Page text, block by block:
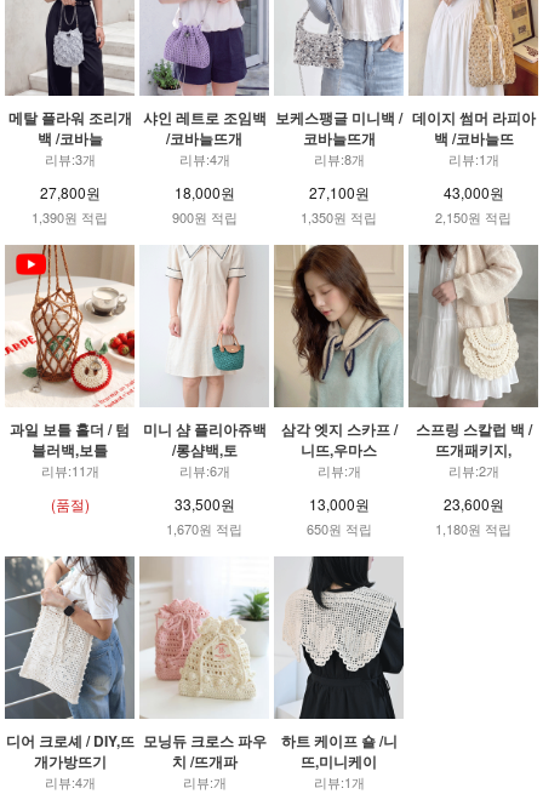
메탈 플라워 조리개
백 /코바늘
리뷰:3개
27,800원
1,390원 적립
샤인 레트로 조임백
/코바늘뜨개
리뷰:4개
18,000원
900원 적립
보케스팽글 미니백 /
코바늘뜨개
리뷰:8개
27,100원
1,350원 적립
데이지 썸머 라피아
백 /코바늘뜨
리뷰:1개
43,000원
2,150원 적립
과일 보틀 홀더 / 텀
블러백,보틀
리뷰:11개
(품절)
미니 샴 플리아쥬백
/롱샴백,토
리뷰:6개
33,500원
1,670원 적립
삼각 엣지 스카프 /
니뜨,우마스
리뷰:개
13,000원
650원 적립
스프링 스칼럽 백 /
뜨개패키지,
리뷰:2개
23,600원
1,180원 적립
디어 크로셰 / DIY,뜨
개가방뜨기
리뷰:4개
모닝듀 크로스 파우
치 /뜨개파
리뷰:개
하트 케이프 숄 /니
뜨,미니케이
리뷰:1개